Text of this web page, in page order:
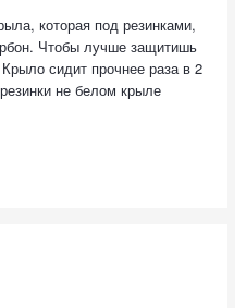
которая под резинками,
Чтобы лучше защитишь
сидит прочнее раза в 2
не белом крыле